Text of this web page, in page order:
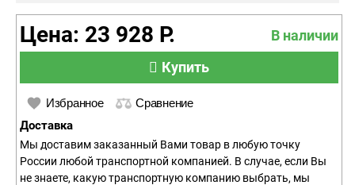
Цена: 23 928 Р.
В наличии
Купить
Избранное Сравнение
Доставка
Мы доставим заказанный Вами товар в любую точку
России любой транспортной компанией. В случае, если Вы
не знаете, какую транспортную компанию выбрать, мы